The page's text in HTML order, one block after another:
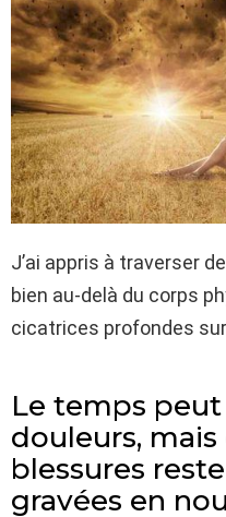
J’ai appris à traverser
bien au-delà du corps
cicatrices profondes
Le temps
douleurs,
blessures
gravées en